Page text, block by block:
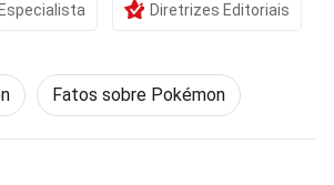
Diretrizes Editoriais
Fatos sobre Pokémon